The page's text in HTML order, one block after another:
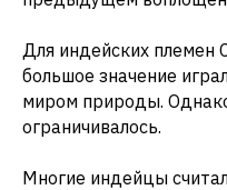
Для индейских
большое значение
миром природы.
ограничивалось.
Многие индейцы